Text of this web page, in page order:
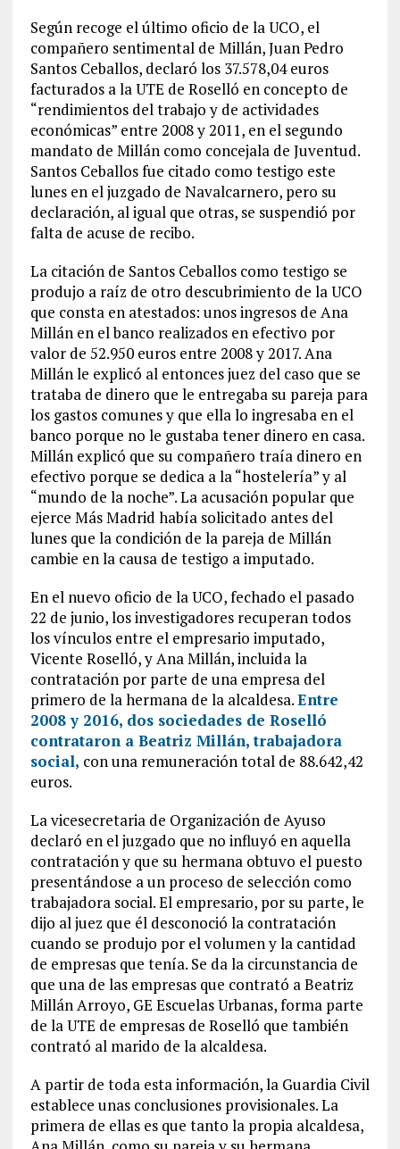
Según recoge el último oficio de la UCO, el
compañero sentimental de Millán, Juan Pedro
Santos Ceballos, declaró los 37.578,04 euros
facturados a la UTE de Roselló en concepto de
“rendimientos del trabajo y de actividades
económicas” entre 2008 y 2011, en el segundo
mandato de Millán como concejala de Juventud.
Santos Ceballos fue citado como testigo este
lunes en el juzgado de Navalcarnero, pero su
declaración, al igual que otras, se suspendió por
falta de acuse de recibo.
La citación de Santos Ceballos como testigo se
produjo a raíz de otro descubrimiento de la UCO
que consta en atestados: unos ingresos de Ana
Millán en el banco realizados en efectivo por
valor de 52.950 euros entre 2008 y 2017. Ana
Millán le explicó al entonces juez del caso que se
trataba de dinero que le entregaba su pareja para
los gastos comunes y que ella lo ingresaba en el
banco porque no le gustaba tener dinero en casa.
Millán explicó que su compañero traía dinero en
efectivo porque se dedica a la “hostelería” y al
“mundo de la noche”. La acusación popular que
ejerce Más Madrid había solicitado antes del
lunes que la condición de la pareja de Millán
cambie en la causa de testigo a imputado.
En el nuevo oficio de la UCO, fechado el pasado
22 de junio, los investigadores recuperan todos
los vínculos entre el empresario imputado,
Vicente Roselló, y Ana Millán, incluida la
contratación por parte de una empresa del
primero de la hermana de la alcaldesa.Entre
2008 y 2016, dos sociedades de Roselló
contrataron a Beatriz Millán, trabajadora
social, con una remuneración total de 88.642,42
euros.
La vicesecretaria de Organización de Ayuso
declaró en el juzgado que no influyó en aquella
contratación y que su hermana obtuvo el puesto
presentándose a un proceso de selección como
trabajadora social. El empresario, por su parte, le
dijo al juez que él desconoció la contratación
cuando se produjo por el volumen y la cantidad
de empresas que tenía. Se da la circunstancia de
que una de las empresas que contrató a Beatriz
Millán Arroyo, GE Escuelas Urbanas, forma parte
de la UTE de empresas de Roselló que también
contrató al marido de la alcaldesa.
A partir de toda esta información, la Guardia Civil
establece unas conclusiones provisionales. La
primera de ellas es que tanto la propia alcaldesa,